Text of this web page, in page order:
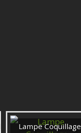
Lampe Coquillage